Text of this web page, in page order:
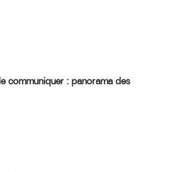
communiquer : panorama des